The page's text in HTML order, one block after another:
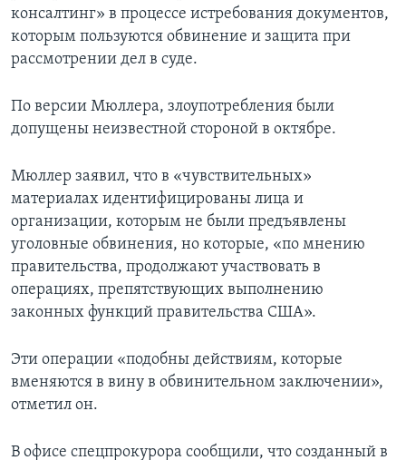
консалтинг» в процессе истребования документов,
которым пользуются обвинение и защита при
рассмотрении дел в суде.
По версии Мюллера, злоупотребления были
допущены неизвестной стороной в октябре.
Мюллер заявил, что в «чувствительных»
материалах идентифицированы лица и
организации, которым не были предъявлены
уголовные обвинения, но которые, «по мнению
правительства, продолжают участвовать в
операциях, препятствующих выполнению
законных функций правительства США».
Эти операции «подобны действиям, которые
вменяются в вину в обвинительном заключении»,
отметил он.
В офисе спецпрокурора сообщили, что созданный в